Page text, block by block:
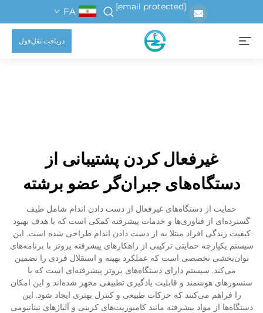
[email protected]
FA
دریافت نقل‌قول
غیرفعال کردن پشتیبانی از
دستگاه‌های جبران‌گر عضو برشته
حمایت از دستگاه‌های غیرفعال از دست دادن اندام شامل طیف
گسترده‌ای از فناوری‌ها و خدمات پیشرفته کمکی است که با هدف بهبود
کیفیت زندگی افراد مبتلا به از دست دادن اندام طراحی شده است. این
سیستم یکپارچه حمایتی ترکیبی از راهکارهای پیشرفته پروتز با برنامه‌های
توان‌بخشی تخصصی است که عملکرد بهینه و استقلال فردی را تضمین
می‌کند. سیستم دارای دستگاه‌های پروتز پیشرفته‌ای است که با
سنسورهای هوشمند و قابلیت یادگیری تطبیقی مجهز شده‌اند و این امکان
را فراهم می‌کنند که حرکات طبیعی و کنترل بهتری ایجاد شود. این
دستگاه‌ها از مواد پیشرفته مانند کامپوزیت‌های کربنی و آلیاژهای تیتانیومی